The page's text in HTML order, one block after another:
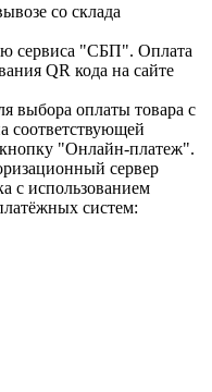
со склада
сервиса "СБП". Оплата
QR кода на сайте
выбора оплаты товара с
соответствующей
"Онлайн-платеж".
сервер
с использованием
систем: